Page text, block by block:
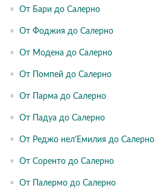
• От Бари до Салерно
• От Фоджия до Салерно
• От Модена до Салерно
• От Помпей до Салерно
• От Парма до Салерно
• От Падуа до Салерно
• От Реджо нел'Емилия до Салерно
• От Соренто до Салерно
• От Палермо до Салерно